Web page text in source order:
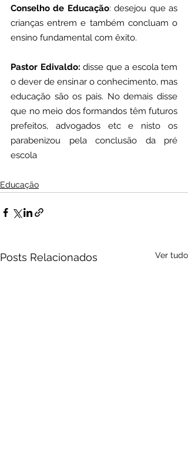
Conselho de Educação: desejou que as
crianças entrem e também concluam o
ensino fundamental com êxito.
Pastor Edivaldo: disse que a escola tem
o dever de ensinar o conhecimento, mas
educação são os pais. No demais disse
que no meio dos formandos têm futuros
prefeitos, advogados etc e nisto os
parabenizou pela conclusão da pré
escola
Educação
Posts Relacionados Ver tudo